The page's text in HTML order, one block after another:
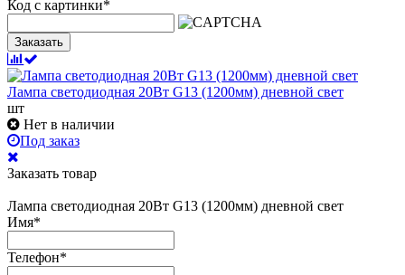
Код с картинки*
Заказать
Лампа светодиодная 20Вт G13 (1200мм) дневной свет
шт
Нет в наличии
Под заказ
Заказать товар
Лампа светодиодная 20Вт G13 (1200мм) дневной свет
Имя*
Телефон*